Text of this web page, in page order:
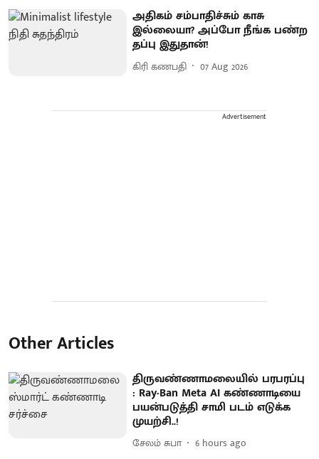
அதிகம் சம்பாதிச்சும் காசு
இல்லையா? அப்போ நீங்க பண்ற
தப்பு இதுதான்!
கிரி கணபதி 07 Aug 2026
Advertisement
Other Articles
திருவண்ணாமலையில் பரபரப்பு
: Ray-Ban Meta AI கண்ணாடியை
பயன்படுத்தி சாமி படம் எடுக்க
முயற்சி..!
சேலம் சுபா 6 hours ago